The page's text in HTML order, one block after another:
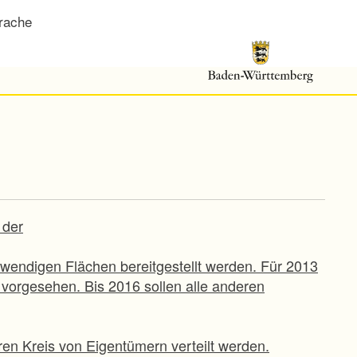
Flächen bereitgestellt werden. Für 2013
Bis 2016 sollen alle anderen
Kreis von Eigentümern verteilt werden.